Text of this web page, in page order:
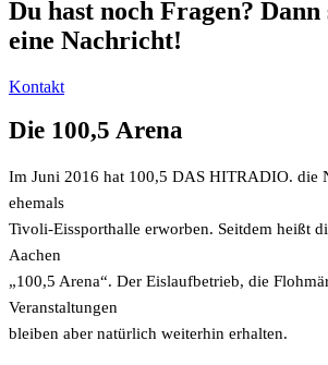
Du hast noch Fragen? Dann
eine Nachricht!
Kontakt
Die 100,5 Arena
Im Juni 2016 hat 100,5 DAS HITRADIO. die
ehemals
Tivoli-Eissporthalle erworben. Seitdem heißt
Aachen
„100,5 Arena“. Der Eislaufbetrieb, die
Veranstaltungen
bleiben aber natürlich weiterhin erhalten.